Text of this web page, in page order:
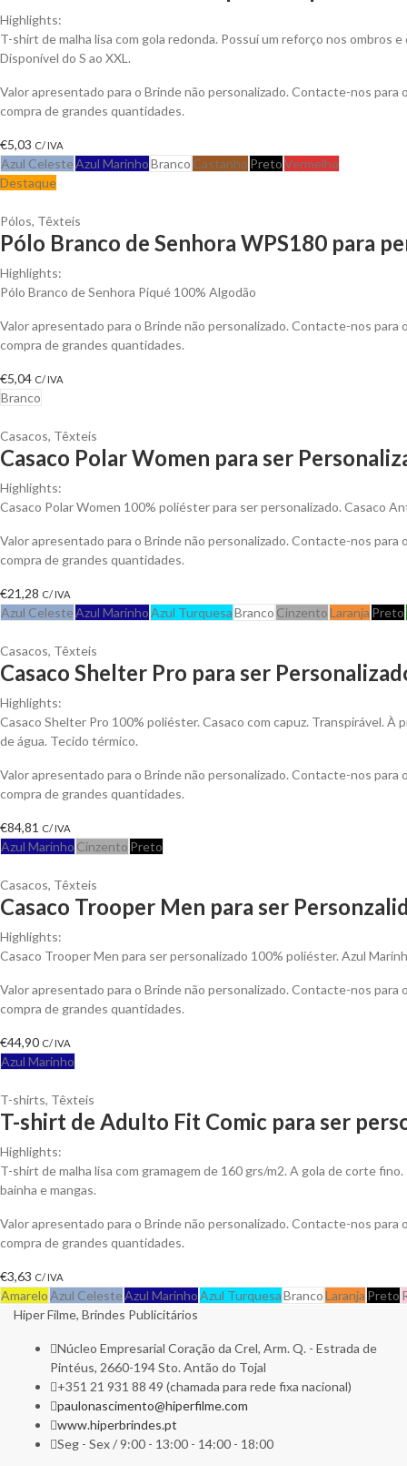
Highlights:
T-shirt de malha lisa com gola redonda. Possuí um reforço nos ombros
Disponível do S ao XXL.
Valor apresentado para o Brinde não personalizado. Contacte-nos para
compra de grandes quantidades.
€5,03 C/ IVA
Azul CelesteAzul MarinhoBranco Castanho PretoVermelho
Destaque
Pólos, Têxteis
Pólo Branco de Senhora WPS180 para
Highlights:
Pólo Branco de Senhora Piqué 100% Algodão
Valor apresentado para o Brinde não personalizado. Contacte-nos para
compra de grandes quantidades.
€5,04 C/ IVA
Branco
Casacos, Têxteis
Casaco Polar Women para ser
Highlights:
Casaco Polar Women 100% poliéster para ser personalizado. Casaco
Valor apresentado para o Brinde não personalizado. Contacte-nos para
compra de grandes quantidades.
€21,28 C/ IVA
Azul CelesteAzul MarinhoAzul TurquesaBranco CinzentoLaranja Preto
Casacos, Têxteis
Casaco Shelter Pro para ser
Highlights:
Casaco Shelter Pro 100% poliéster. Casaco com capuz. Transpirável. À
de água. Tecido térmico.
Valor apresentado para o Brinde não personalizado. Contacte-nos para
compra de grandes quantidades.
€84,81 C/ IVA
Azul Marinho Cinzento Preto
Casacos, Têxteis
Casaco Trooper Men para ser
Highlights:
Casaco Trooper Men para ser personalizado 100% poliéster. Azul
Valor apresentado para o Brinde não personalizado. Contacte-nos para
compra de grandes quantidades.
€44,90 C/ IVA
Azul Marinho
T-shirts, Têxteis
T-shirt de Adulto Fit Comic para ser
Highlights:
T-shirt de malha lisa com gramagem de 160 grs/m2. A gola de corte
bainha e mangas.
Valor apresentado para o Brinde não personalizado. Contacte-nos para
compra de grandes quantidades.
€3,63 C/ IVA
AmareloAzul CelesteAzul MarinhoAzul TurquesaBrancoLaranja Preto
Hiper Filme, Brindes Publicitários
Núcleo Empresarial Coração da Crel, Arm. Q. - Estrada de
Pintéus, 2660-194 Sto. Antão do Tojal
+351 21 931 88 49 (chamada para rede fixa nacional)
paulonascimento@hiperfilme.com
www.hiperbrindes.pt
Seg - Sex / 9:00 - 13:00 - 14:00 - 18:00